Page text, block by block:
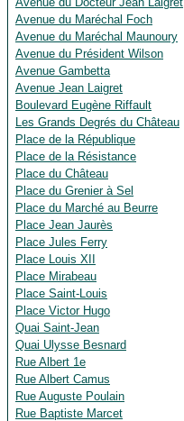
Avenue du Maréchal Foch
Avenue du Maréchal Maunoury
Avenue du Président Wilson
Avenue Gambetta
Avenue Jean Laigret
Boulevard Eugène Riffault
Les Grands Degrés du Château
Place de la République
Place de la Résistance
Place du Château
Place du Grenier à Sel
Place du Marché au Beurre
Place Jean Jaurès
Place Jules Ferry
Place Louis XII
Place Mirabeau
Place Saint-Louis
Place Victor Hugo
Quai Saint-Jean
Quai Ulysse Besnard
Rue Albert 1e
Rue Albert Camus
Rue Auguste Poulain
Rue Baptiste Marcet